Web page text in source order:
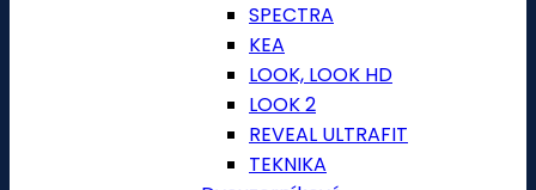
SPECTRA
KEA
LOOK, LOOK HD
LOOK 2
REVEAL ULTRAFIT
TEKNIKA